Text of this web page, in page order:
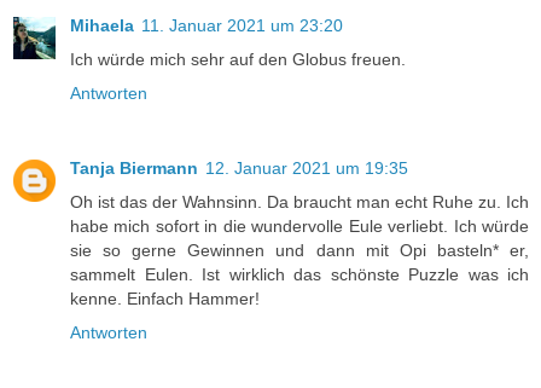
Mihaela 11. Januar 2021 um 23:20
Ich würde mich sehr auf den Globus freuen.
Antworten
Tanja Biermann 12. Januar 2021 um 19:35
Oh ist das der Wahnsinn. Da braucht man echt Ruhe zu. Ich
habe mich sofort in die wundervolle Eule verliebt. Ich würde
sie so gerne Gewinnen und dann mit Opi basteln* er,
sammelt Eulen. Ist wirklich das schönste Puzzle was ich
kenne. Einfach Hammer!
Antworten